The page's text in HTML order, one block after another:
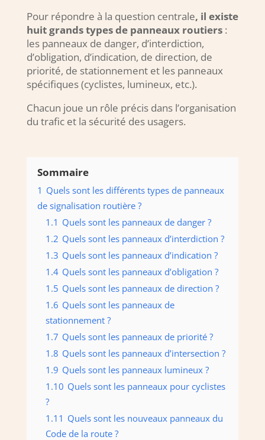
Pour répondre à la question centrale, il existe
huit grands types de panneaux routiers:
les panneaux de danger, d’interdiction,
d’obligation, d’indication, de direction, de
priorité, de stationnement et les panneaux
spécifiques (cyclistes, lumineux, etc.).
Chacun joue un rôle précis dans l’organisation
du trafic et la sécurité des usagers.
Sommaire
1 Quels sont les différents types de panneaux
de signalisation routière ?
1.1 Quels sont les panneaux de danger ?
1.2 Quels sont les panneaux d’interdiction ?
1.3 Quels sont les panneaux d’indication ?
1.4 Quels sont les panneaux d’obligation ?
1.5 Quels sont les panneaux de direction ?
1.6 Quels sont les panneaux de
stationnement ?
1.7 Quels sont les panneaux de priorité ?
1.8 Quels sont les panneaux d’intersection ?
1.9 Quels sont les panneaux lumineux ?
1.10 Quels sont les panneaux pour cyclistes
?
1.11 Quels sont les nouveaux panneaux du
Code de la route ?